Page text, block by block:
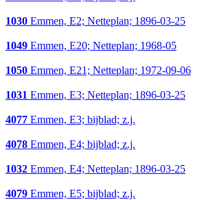
1030 Emmen, E2; Netteplan; 1896-03-25
1049 Emmen, E20; Netteplan; 1968-05
1050 Emmen, E21; Netteplan; 1972-09-06
1031 Emmen, E3; Netteplan; 1896-03-25
4077 Emmen, E3; bijblad; z.j.
4078 Emmen, E4; bijblad; z.j.
1032 Emmen, E4; Netteplan; 1896-03-25
4079 Emmen, E5; bijblad; z.j.